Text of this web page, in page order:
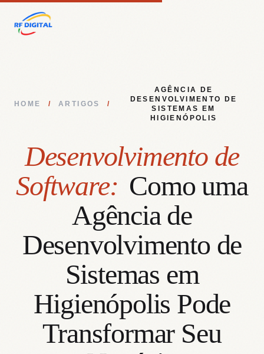
HOME / ARTIGOS /
AGÊNCIA DE
DESENVOLVIMENTO DE
SISTEMAS EM
HIGIENÓPOLIS
Desenvolvimento de
Software: Como uma
Agência de
Desenvolvimento de
Sistemas em
Higienópolis Pode
Transformar Seu